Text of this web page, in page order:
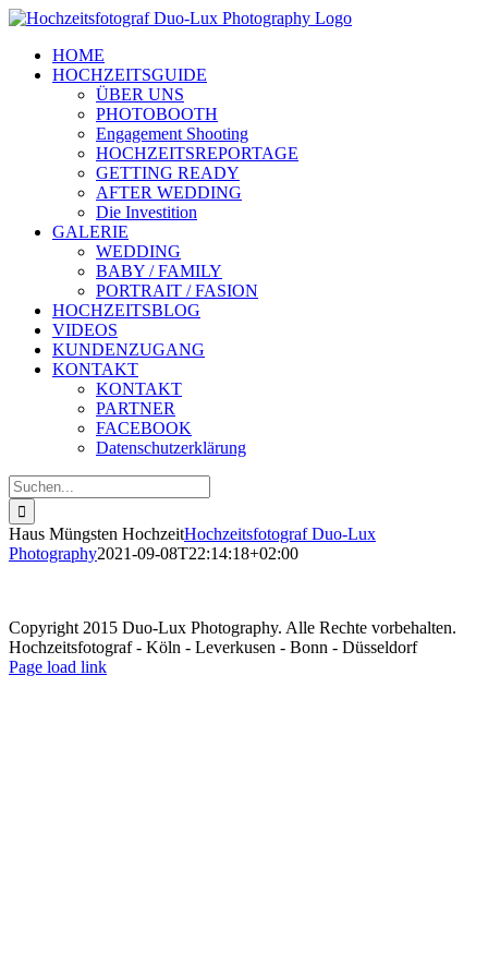
Zum
springenHOME
HOCHZEITSGUIDE
ÜBER UNS
PHOTOBOOTH
Engagement Shooting
HOCHZEITSREPORTAGE
GETTING READY
AFTER WEDDING
Die Investition
GALERIE
WEDDING
BABY / FAMILY
PORTRAIT / FASION
HOCHZEITSBLOG
VIDEOS
KUNDENZUGANG
KONTAKT
KONTAKT
PARTNER
FACEBOOK
Datenschutzerklärung
Suche
nach:
Haus Müngsten HochzeitHochzeitsfotograf Duo-Lux
Photography2021-09-08T22:14:18+02:00
Copyright 2015 Duo-Lux Photography. Alle Rechte vorbehalten.
Hochzeitsfotograf - Köln - Leverkusen - Bonn - Düsseldorf
Facebook
Page load link